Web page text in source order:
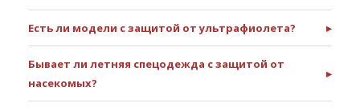
Есть ли модели с защитой от ультрафиолета? ▸
Бывает ли летняя спецодежда с защитой от
насекомых?
▸